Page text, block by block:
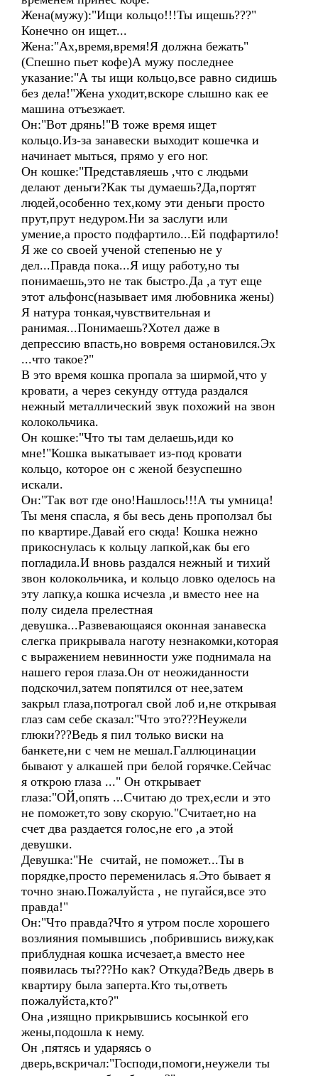
Жена(мужу):"Ищи кольцо!!!Ты ищешь???"
Конечно он ищет...
Жена:"Ах,время,время!Я должна бежать"
(Спешно пьет кофе)А мужу последнее
указание:"А ты ищи кольцо,все равно сидишь
без дела!"Жена уходит,вскоре слышно как ее
машина отъезжает.
Он:"Вот дрянь!"В тоже время ищет
кольцо.Из-за занавески выходит кошечка и
начинает мыться, прямо у его ног.
Он кошке:"Представляешь ,что с людьми
делают деньги?Как ты думаешь?Да,портят
людей,особенно тех,кому эти деньги просто
прут,прут недуром.Ни за заслуги или
умение,а просто подфартило...Ей подфартило!
Я же со своей ученой степенью не у
дел...Правда пока...Я ищу работу,но ты
понимаешь,это не так быстро.Да ,а тут еще
этот альфонс(называет имя любовника жены)
Я натура тонкая,чувствительная и
ранимая...Понимаешь?Хотел даже в
депрессию впасть,но вовремя остановился.Эх
...что такое?"
В это время кошка пропала за ширмой,что у
кровати, а через секунду оттуда раздался
нежный металлический звук похожий на звон
колокольчика.
Он кошке:"Что ты там делаешь,иди ко
мне!"Кошка выкатывает из-под кровати
кольцо, которое он с женой безуспешно
искали.
Он:"Так вот где оно!Нашлось!!!А ты умница!
Ты меня спасла, я бы весь день проползал бы
по квартире.Давай его сюда! Кошка нежно
прикоснулась к кольцу лапкой,как бы его
погладила.И вновь раздался нежный и тихий
звон колокольчика, и кольцо ловко оделось на
эту лапку,а кошка исчезла ,и вместо нее на
полу сидела прелестная
девушка...Развевающаяся оконная занавеска
слегка прикрывала наготу незнакомки,которая
с выражением невинности уже поднимала на
нашего героя глаза.Он от неожиданности
подскочил,затем попятился от нее,затем
закрыл глаза,потрогал свой лоб и,не открывая
глаз сам себе сказал:"Что это???Неужели
глюки???Ведь я пил только виски на
банкете,ни с чем не мешал.Галлюцинации
бывают у алкашей при белой горячке.Cейчас
я открою глаза ..." Он открывает
глаза:"ОЙ,опять ...Считаю до трех,если и это
не поможет,то зову скорую."Считает,но на
счет два раздается голос,не его ,а этой
девушки.
Девушка:"Не считай, не поможет...Ты в
порядке,просто переменилась я.Это бывает я
точно знаю.Пожалуйста , не пугайся,все это
правда!"
Он:"Что правда?Что я утром после хорошего
возлияния помывшись ,побрившись вижу,как
приблудная кошка исчезает,а вместо нее
появилась ты???Но как? Откуда?Ведь дверь в
квартиру была заперта.Кто ты,ответь
пожалуйста,кто?"
Она ,изящно прикрывшись косынкой его
жены,подошла к нему.
Он ,пятясь и ударяясь о
дверь,вскричал:"Господи,помоги,неужели ты